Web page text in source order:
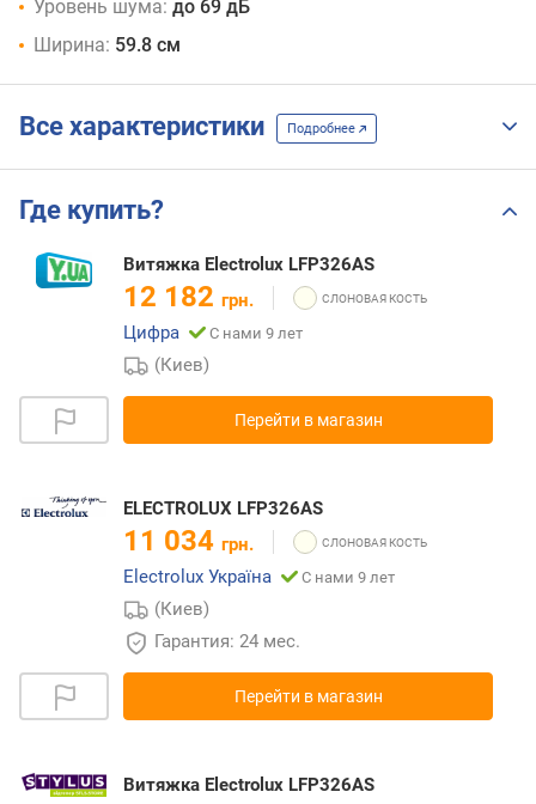
Уровень шума: до 69 дБ
Ширина: 59.8 см
Все характеристики Подробнее
Где купить?
Витяжка Electrolux LFP326AS
12 182 грн.
Цифра
С нами 9 лет
(Киев)
Перейти в магазин
ELECTROLUX LFP326AS
11 034 грн.
Electrolux Україна
С нами 9 лет
(Киев)
Гарантия: 24 мес.
Перейти в магазин
Витяжка Electrolux LFP326AS